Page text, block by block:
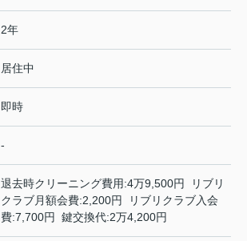
2年
居住中
即時
-
退去時クリーニング費用:4万9,500円 リブリ
クラブ月額会費:2,200円 リブリクラブ入会
費:7,700円 鍵交換代:2万4,200円